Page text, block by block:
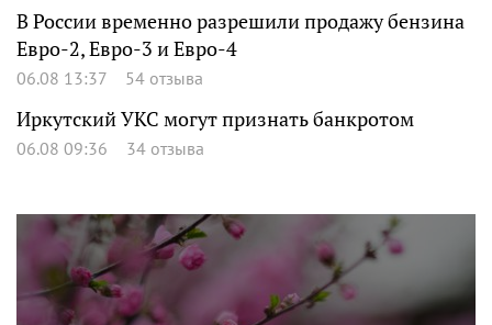
В России временно разрешили продажу бензина
Евро-2, Евро-3 и Евро-4
06.08 13:37 54 отзыва
Иркутский УКС могут признать банкротом
06.08 09:36 34 отзыва